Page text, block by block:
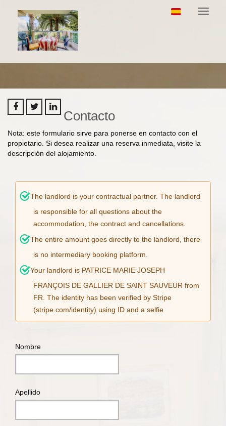
Contacto
Nota: este formulario sirve para ponerse en contacto con el
propietario. Si desea realizar una reserva inmediata, visite la
descripción del alojamiento.
The landlord is your contractual partner. The landlord
is responsible for all questions about the
accommodation, the contract and cancellations.
The entire amount goes directly to the landlord, there
is no intermediary booking platform.
Your landlord is PATRICE MARIE JOSEPH
FRANÇOIS DE GALLIER DE SAINT SAUVEUR from
FR. The identity has been verified by Stripe
(stripe.com/identity) using ID and a selfie
Nombre
Apellido